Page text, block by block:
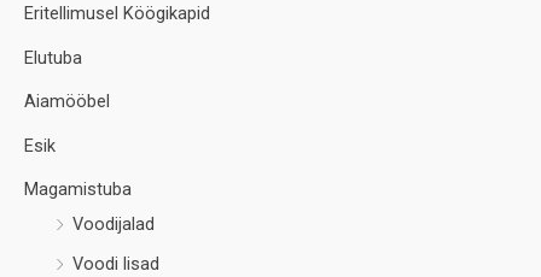
Eritellimusel Köögikapid
Elutuba
Aiamööbel
Esik
Magamistuba
Voodijalad
Voodi lisad